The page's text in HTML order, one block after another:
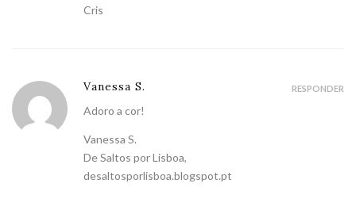
Cris
Vanessa S.
Adoro a cor!
Vanessa S.
De Saltos por Lisboa,
desaltosporlisboa.blogspot.pt
RESPONDER